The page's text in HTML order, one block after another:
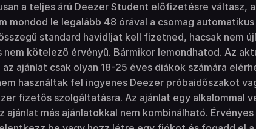
a teljes árú Deezer Student előfizetésre váltasz,
mondod le legalább 48 órával a csomag
standard havidíjat kell fizetned, hacsak nem
kötelező érvényű. Bármikor lemondhatod. Az
ajánlat csak olyan 18-25 éves diákok számára
használtak fel ingyenes Deezer próbaidőszakot
fizetős szolgáltatásra. Az ajánlat egy alkalommal
ajánlat más ajánlatokkal nem kombinálható.